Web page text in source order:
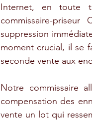
Internet, en toute
commissaire-
suppression
moment crucial, il se
seconde vente aux
Notre commissaire
compensation des
vente un lot qui